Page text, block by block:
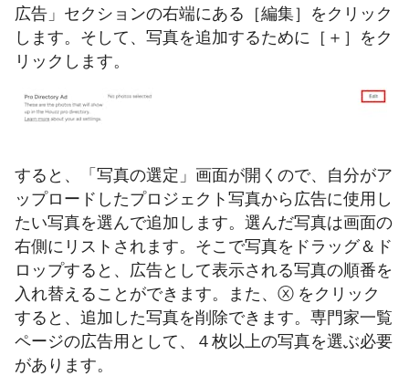
広告」セクションの右端にある［編集］をクリック
します。そして、写真を追加するために［＋］をク
リックします。
すると、「写真の選定」画面が開くので、自分がア
ップロードしたプロジェクト写真から広告に使用し
たい写真を選んで追加します。選んだ写真は画面の
右側にリストされます。そこで写真をドラッグ＆ド
ロップすると、広告として表示される写真の順番を
入れ替えることができます。また、ⓧ をクリック
すると、追加した写真を削除できます。専門家一覧
ページの広告用として、４枚以上の写真を選ぶ必要
があります。